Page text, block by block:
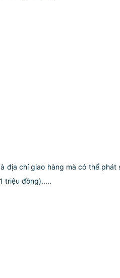
địa chỉ giao hàng mà có thể
triệu đồng).....